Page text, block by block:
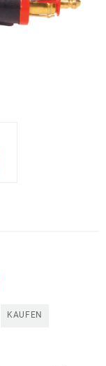
KAUFEN